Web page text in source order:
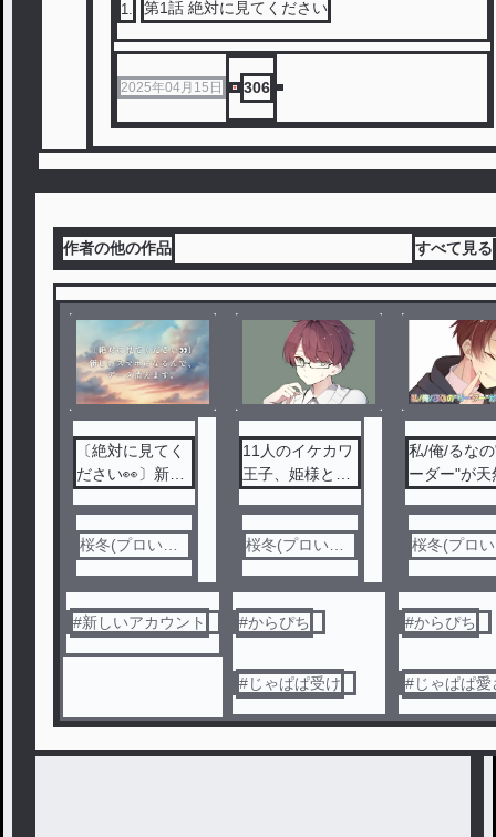
1 第1話 絶対に見てください
2025年04月15日 306
作者の他の作品 すべて見る
〔絶対に見てく
ださい👀〕新し
んで、データ消
えます。
桜冬(プロいれ
#新しいアカウント
11人のイケカワ
王子、姫様と隠
ャの俺
桜冬(プロいれ
#からぴち
#じゃぱぱ受け
私/俺/るな
ーダー"が天
桜冬(プロ
#からぴち
#じゃぱぱ愛